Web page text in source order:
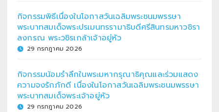
กิจกรรมพิธีเนื่องในโอกาสวันเฉลิมพระชนมพรรษา
พระบาทสมเด็จพระปรเมนทรรามาธิบดีศรีสินทรมหาวชิรา
ลงกรณ พระวชิรเกล้าเจ้าอยู่หัว
29 กรกฎาคม 2026
กิจกรรมน้อมรำลึกในพระมหากรุณาธิคุณและร่วมแสดง
ความจงรักภักดี เนื่องในโอกาสวันเฉลิมพระชนมพรรษา
พระบาทสมเด็จพระเจ้าอยู่หัว
29 กรกฎาคม 2026